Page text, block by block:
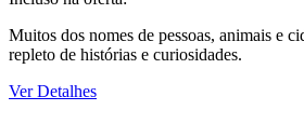
Muitos dos nomes de pessoas, animais e
repleto de histórias e curiosidades.
Ver Detalhes